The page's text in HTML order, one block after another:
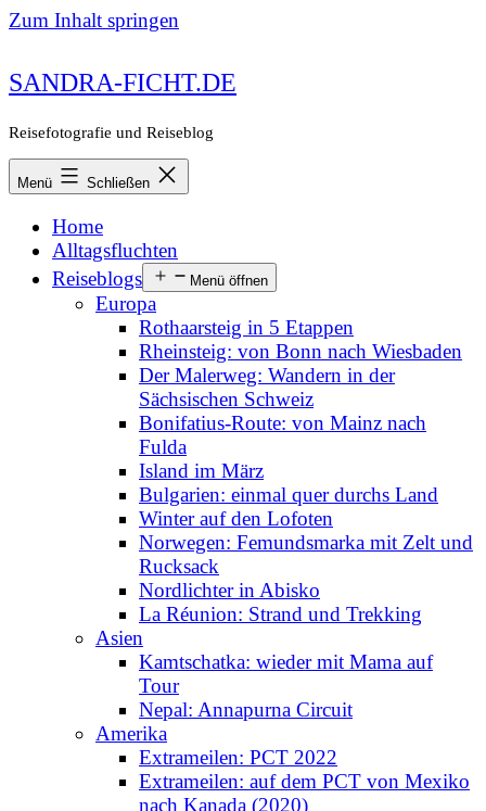
Zum Inhalt springen
SANDRA-FICHT.DE
Reisefotografie und Reiseblog
Menü Schließen
Home
Alltagsfluchten
Reiseblogs
Menü öffnen
Europa
Rothaarsteig in 5 Etappen
Rheinsteig: von Bonn nach Wiesbaden
Der Malerweg: Wandern in der
Sächsischen Schweiz
Bonifatius-Route: von Mainz nach
Fulda
Island im März
Bulgarien: einmal quer durchs Land
Winter auf den Lofoten
Norwegen: Femundsmarka mit Zelt und
Rucksack
Nordlichter in Abisko
La Réunion: Strand und Trekking
Asien
Kamtschatka: wieder mit Mama auf
Tour
Nepal: Annapurna Circuit
Amerika
Extrameilen: PCT 2022
Extrameilen: auf dem PCT von Mexiko
nach Kanada (2020)